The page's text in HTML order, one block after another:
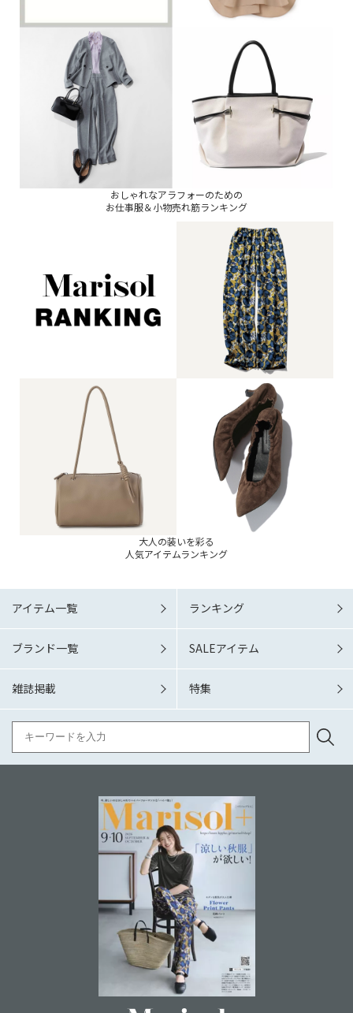
おしゃれなアラフォーのための
お仕事服＆小物売れ筋ランキング
大人の装いを彩る
人気アイテムランキング
アイテム一覧 ランキング
ブランド一覧 SALEアイテム
雑誌掲載 特集